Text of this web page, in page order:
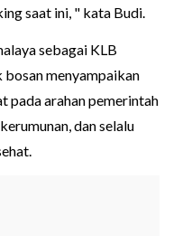
saat ini, " kata Budi.
sebagai KLB
menyampaikan
pada arahan pemerintah
dan selalu